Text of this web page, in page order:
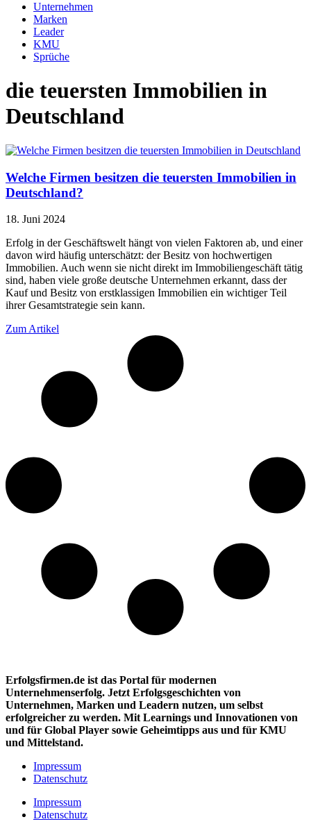
Unternehmen
Marken
Leader
KMU
Sprüche
die teuersten Immobilien in
Deutschland
Welche Firmen besitzen die teuersten Immobilien in
Deutschland?
18. Juni 2024
Erfolg in der Geschäftswelt hängt von vielen Faktoren ab, und einer
davon wird häufig unterschätzt: der Besitz von hochwertigen
Immobilien. Auch wenn sie nicht direkt im Immobiliengeschäft tätig
sind, haben viele große deutsche Unternehmen erkannt, dass der
Kauf und Besitz von erstklassigen Immobilien ein wichtiger Teil
ihrer Gesamtstrategie sein kann.
Zum Artikel
Erfolgsfirmen.de ist das Portal für modernen
Unternehmenserfolg. Jetzt Erfolgsgeschichten von
Unternehmen, Marken und Leadern nutzen, um selbst
erfolgreicher zu werden. Mit Learnings und Innovationen von
und für Global Player sowie Geheimtipps aus und für KMU
und Mittelstand.
Impressum
Datenschutz
Impressum
Datenschutz